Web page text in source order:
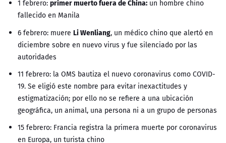
1 febrero: primer muerto fuera de China: un hombre chino
fallecido en Manila
6 febrero: muere Li Wenliang, un médico chino que alertó en
diciembre sobre en nuevo virus y fue silenciado por las
autoridades
11 febrero: la OMS bautiza el nuevo coronavirus como COVID-
19. Se eligió este nombre para evitar inexactitudes y
estigmatización; por ello no se refiere a una ubicación
geográfica, un animal, una persona ni a un grupo de personas
15 febrero: Francia registra la primera muerte por coronavirus
en Europa, un turista chino